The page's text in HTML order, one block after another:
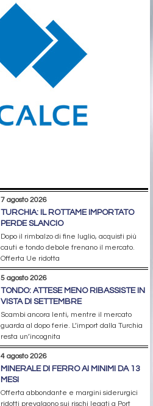
7 agosto 2026
TURCHIA: IL ROTTAME IMPORTATO
PERDE SLANCIO
Dopo il rimbalzo di fine luglio, acquisti più
cauti e tondo debole frenano il mercato.
Offerta Ue ridotta
5 agosto 2026
TONDO: ATTESE MENO RIBASSISTE IN
VISTA DI SETTEMBRE
Scambi ancora lenti, mentre il mercato
guarda al dopo ferie. L’import dalla Turchia
resta un’incognita
4 agosto 2026
MINERALE DI FERRO AI MINIMI DA 13
MESI
Offerta abbondante e margini siderurgici
ridotti prevalgono sui rischi legati a Port